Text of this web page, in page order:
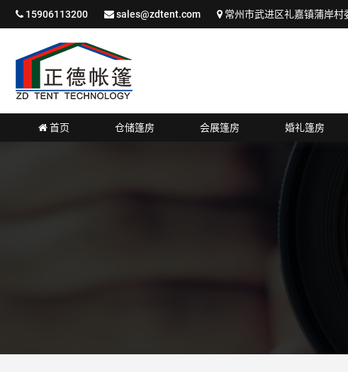
15906113200 sales@zdtent.com 常州市武进区礼嘉镇蒲岸村
首页 仓储篷房 会展篷房 婚礼篷房